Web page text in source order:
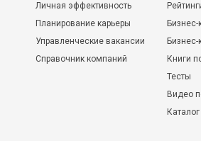
Личная эффективность
Планирование карьеры
Управленческие вакансии
Справочник компаний
Бизнес-
Книги
Тесты
Видео